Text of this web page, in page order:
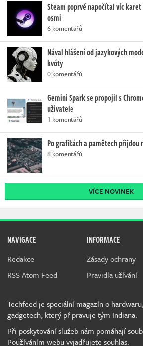
Steam poprvé napočítal víc karet
osmi
6 komentářů
Nával hlášení od jazykových
kvóty
0 komentářů
Gemini Spark se propojil s
uživatele
1 komentářů
Po grafikách a pamětech přijdou
8 komentářů
VÍCE NOVINEK
NAVIGACE
Redakce
RSS Atom Feed
INFORMACE
Zásady ochrany
Pravidla užívání
Techfeed je speciální magazín o
gadgetech, který připravuje tým Indiana.
Při poskytování služeb nám pomáhají
Používáním webu vyjadřujete souhlas.